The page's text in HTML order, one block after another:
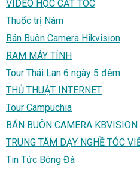
VIDEO HỌC CẮT TÓC
Thuốc trị Nám
Bán Buôn Camera Hikvision
RAM MÁY TÍNH
Tour Thái Lan 6 ngày 5 đêm
THỦ THUẬT INTERNET
Tour Campuchia
BÁN BUÔN CAMERA KBVISION
TRUNG TÂM DẠY NGHỀ TÓC
Tin Tức Bóng Đá